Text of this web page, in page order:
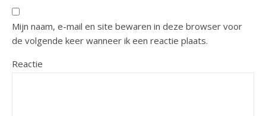
Mijn naam, e-mail en site bewaren in deze browser voor
de volgende keer wanneer ik een reactie plaats.
Reactie